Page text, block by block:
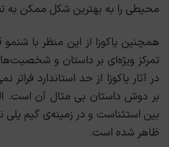
محیطی را به بهترین شکل ممکن به
همچنین یاکوزا از این منظر با
تمرکز ویژه‌ای بر داستان و شخصیت‌ها
در آثار یاکوزا از حد استاندارد
بر دوش داستان بی مثال آن است.
بین استثناست و در زمینه‌ی گیم پلی
ظاهر شده است.